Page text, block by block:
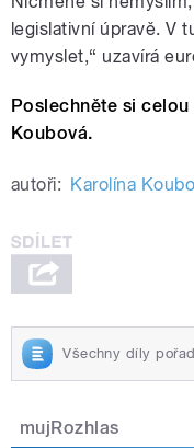
legislativní úpravě. V
vymyslet,“ uzavírá
Poslechněte si
Koubová.
autoři: Karolína
Všechny díly
mujRozhlas